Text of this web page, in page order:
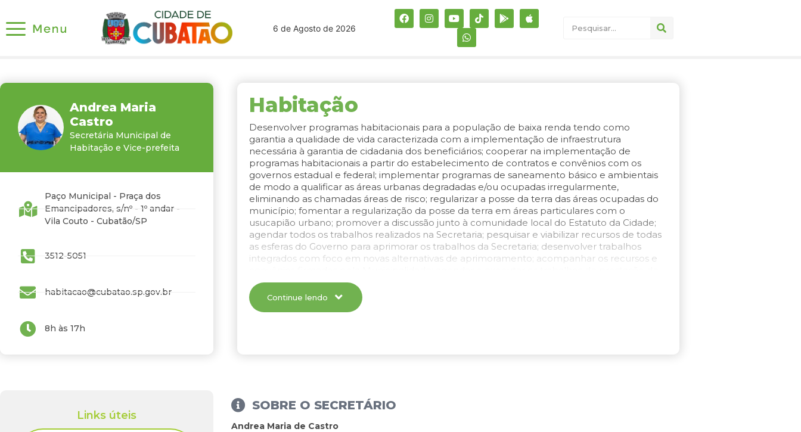
6 de Agosto de 2026
Andrea Maria
Castro
Secretária Municipal de
Habitação e Vice-prefeita
Paço Municipal - Praça dos
Emancipadores, s/nº - 1º andar -
Vila Couto - Cubatão/SP
3512-5051
habitacao@cubatao.sp.gov.br
8h às 17h
Habitação
Desenvolver programas habitacionais para a população de baixa renda tendo como
garantia a qualidade de vida caracterizada com a implementação de infraestrutura
necessária à garantia de cidadania dos beneficiários; cooperar na implementação de
programas habitacionais a partir do estabelecimento de contratos e convênios com os
governos estadual e federal; implementar programas de saneamento básico e ambientais
de modo a qualificar as áreas urbanas degradadas e/ou ocupadas irregularmente,
eliminando as chamadas áreas de risco; regularizar a posse da terra das áreas ocupadas do
município; fomentar a regularização da posse da terra em áreas particulares com o
usucapião urbano; promover a discussão junto à comunidade local do Estatuto da Cidade;
agendar todos os trabalhos realizados na Secretaria; pesquisar e viabilizar recursos de todas
as esferas do Governo para aprimorar os trabalhos da Secretaria; desenvolver trabalhos
integrados com foco em novas alternativas de aprimoramento; acompanhar os recursos e
contas com órgãos envolvidos; efetuar a previsão orçamentária, qci, planilha de custo;
concluir e acompanhar os termos de referência das licitações em andamento; implementar
cadastro social das famílias ocupantes de áreas públicas e inseri-las no programa
Continue lendo
Links úteis
SOBRE O SECRETÁRIO
Andrea Maria de Castro